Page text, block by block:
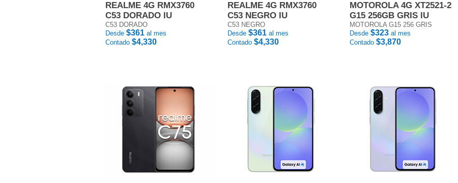
REALME 4G RMX3760
C53 DORADO IU
C53 DORADO
Desde $361 al mes
Contado $4,330
REALME 4G RMX3760
C53 NEGRO IU
C53 NEGRO
Desde $361 al mes
Contado $4,330
MOTOROLA 4G XT2521-2
G15 256GB GRIS IU
MOTOROLA G15 256 GRIS
Desde $323 al mes
Contado $3,870